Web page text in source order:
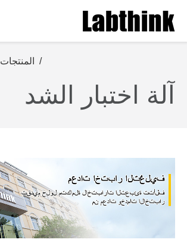
/ المنتجات
آلة اختبار الشد